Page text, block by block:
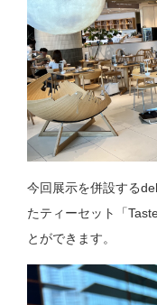
今回展示を併設する
たティーセット「
とができます。